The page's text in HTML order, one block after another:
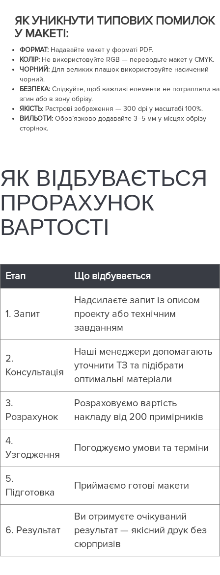
ЯК УНИКНУТИ ТИПОВИХ ПОМИЛОК
У МАКЕТІ:
ФОРМАТ: Надавайте макет у форматі PDF.
КОЛІР: Не використовуйте RGB — переводьте макет у CMYK.
ЧОРНИЙ: Для великих плашок використовуйте насичений
чорний.
БЕЗПЕКА: Слідкуйте, щоб важливі елементи не потрапляли на
згин або в зону обрізу.
ЯКІСТЬ: Растрові зображення — 300 dpi у масштабі 100%.
ВИЛЬОТИ: Обов’язково додавайте 3–5 мм у місцях обрізу
сторінок.
ЯК ВІДБУВАЄТЬСЯ
ПРОРАХУНОК
ВАРТОСТІ
Етап Що відбувається
1. Запит
Надсилаєте запит із описом
проекту або технічним
завданням
2.
Консультація
Наші менеджери допомагають
уточнити ТЗ та підібрати
оптимальні матеріали
3.
Розрахунок
Розраховуємо вартість
накладу від 200 примірників
4.
Узгодження
Погоджуємо умови та терміни
5.
Підготовка
Приймаємо готові макети
6. Результат
Ви отримуєте очікуваний
результат — якісний друк без
сюрпризів